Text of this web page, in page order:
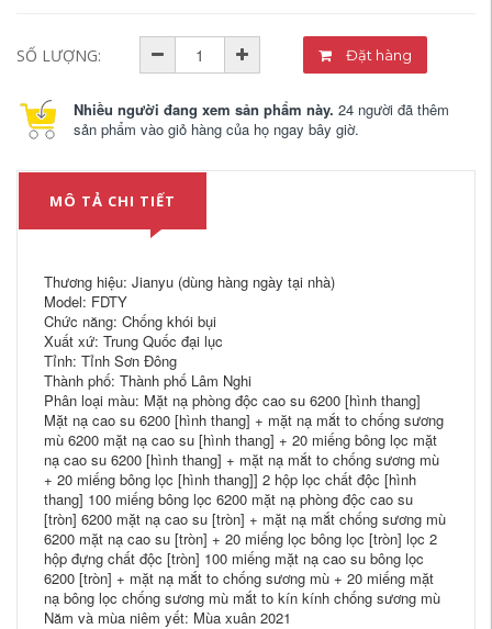
SỐ LƯỢNG: Đặt hàng
Nhiều người đang xem sản phẩm này. 24 người đã thêm
sản phẩm vào giỏ hàng của họ ngay bây giờ.
MÔ TẢ CHI TIẾT
Thương hiệu: Jianyu (dùng hàng ngày tại nhà)
Model: FDTY
Chức năng: Chống khói bụi
Xuất xứ: Trung Quốc đại lục
Tỉnh: Tỉnh Sơn Đông
Thành phố: Thành phố Lâm Nghi
Phân loại màu: Mặt nạ phòng độc cao su 6200 [hình thang]
Mặt nạ cao su 6200 [hình thang] + mặt nạ mắt to chống sương
mù 6200 mặt nạ cao su [hình thang] + 20 miếng bông lọc mặt
nạ cao su 6200 [hình thang] + mặt nạ mắt to chống sương mù
+ 20 miếng bông lọc [hình thang]] 2 hộp lọc chất độc [hình
thang] 100 miếng bông lọc 6200 mặt nạ phòng độc cao su
[tròn] 6200 mặt nạ cao su [tròn] + mặt nạ mắt chống sương mù
6200 mặt nạ cao su [tròn] + 20 miếng lọc bông lọc [tròn] lọc 2
hộp đựng chất độc [tròn] 100 miếng mặt nạ cao su bông lọc
6200 [tròn] + mặt nạ mắt to chống sương mù + 20 miếng mặt
nạ bông lọc chống sương mù mắt to kín kính chống sương mù
Năm và mùa niêm yết: Mùa xuân 2021